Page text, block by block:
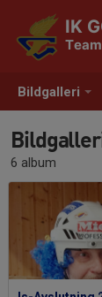
Bildgalleri
IK
6 album